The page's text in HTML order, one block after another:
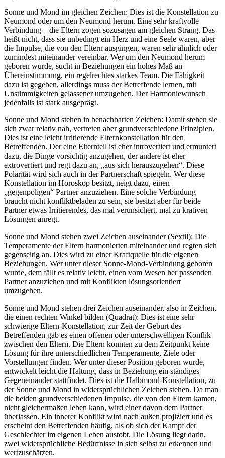
Sonne und Mond im gleichen Zeichen: Dies ist die Konstellation zu
Neumond oder um den Neumond herum. Eine sehr kraftvolle
Verbindung – die Eltern zogen sozusagen am gleichen Strang. Das
heißt nicht, dass sie unbedingt ein Herz und eine Seele waren, aber
die Impulse, die von den Eltern ausgingen, waren sehr ähnlich oder
zumindest miteinander vereinbar. Wer um den Neumond herum
geboren wurde, sucht in Beziehungen ein hohes Maß an
Übereinstimmung, ein regelrechtes starkes Team. Die Fähigkeit
dazu ist gegeben, allerdings muss der Betreffende lernen, mit
Unstimmigkeiten gelassener umzugehen. Der Harmoniewunsch
jedenfalls ist stark ausgeprägt.
Sonne und Mond stehen in benachbarten Zeichen: Damit stehen sie
sich zwar relativ nah, vertreten aber grundverschiedene Prinzipien.
Dies ist eine leicht irritierende Elternkonstellation für den
Betreffenden. Der eine Elternteil ist eher introvertiert und ermuntert
dazu, die Dinge vorsichtig anzugehen, der andere ist eher
extrovertiert und regt dazu an, „aus sich herauszugehen“. Diese
Polarität wird sich auch in der Partnerschaft spiegeln. Wer diese
Konstellation im Horoskop besitzt, neigt dazu, einen
„gegenpoligen“ Partner anzuziehen. Eine solche Verbindung
braucht nicht konfliktbeladen zu sein, sie besitzt aber für beide
Partner etwas Irritierendes, das mal verunsichert, mal zu krativen
Lösungen anregt.
Sonne und Mond stehen zwei Zeichen auseinander (Sextil): Die
Temperamente der Eltern harmonierten miteinander und regten sich
gegenseitig an. Dies wird zu einer Kraftquelle für die eigenen
Beziehungen. Wer unter dieser Sonne-Mond-Verbindung geboren
wurde, dem fällt es relativ leicht, einen vom Wesen her passenden
Partner anzuziehen und mit Konflikten lösungsorientiert
umzugehen.
Sonne und Mond stehen drei Zeichen auseinander, also in Zeichen,
die einen rechten Winkel bilden (Quadrat): Dies ist eine sehr
schwierige Eltern-Konstellation, zur Zeit der Geburt des
Betreffenden gab es einen offenen oder unterschwelligen Konflik
zwischen den Eltern. Die Eltern konnten zu dem Zeitpunkt keine
Lösung für ihre unterschiedlichen Temperamente, Ziele oder
Vorstellungen finden. Wer unter dieser Position geboren wurde,
entwickelt leicht die Haltung, dass in Beziehung ein ständiges
Gegeneinander stattfindet. Dies ist die Halbmond-Konstellation, zu
der Sonne und Mond in widersprüchlichen Zeichen stehen. Da man
die beiden grundverschiedenen Impulse, die von den Eltern kamen,
nicht gleichermaßen leben kann, wird einer davon dem Partner
überlassen. Ein innerer Konflikt wird nach außen projiziert und es
erscheint den Betreffenden häufig, als ob sich der Kampf der
Geschlechter im eigenen Leben austobt. Die Lösung liegt darin,
zwei widersprüchliche Bedürfnisse in sich selbst zu erkennen und
wertzuschätzen.